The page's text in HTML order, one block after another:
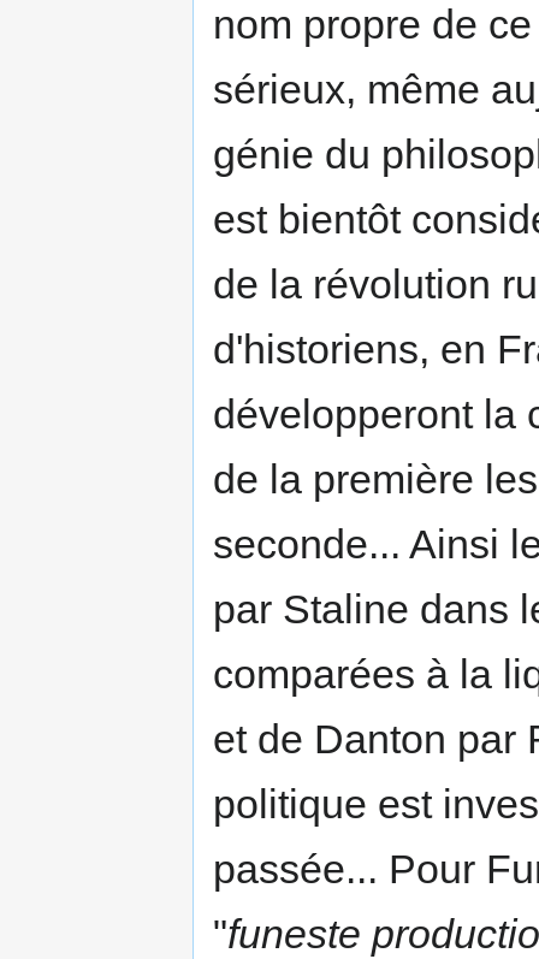
nom propre de
sérieux, même
génie du
est bientôt
de la révolution
d'historiens, en
développeront la
de la première
seconde... Ainsi
par Staline dans
comparées à la
et de Danton par
politique est
passée... Pour
"funeste